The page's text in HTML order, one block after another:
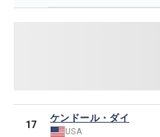
17
ケンドール・ダイ
USA